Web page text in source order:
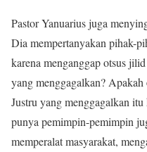
Pastor Yanuarius juga
Dia mempertanyakan pihak-
karena menganggap otsus
yang menggagalkan?
Justru yang menggagalkan
punya pemimpin-pemimpin
memperalat masyarakat,